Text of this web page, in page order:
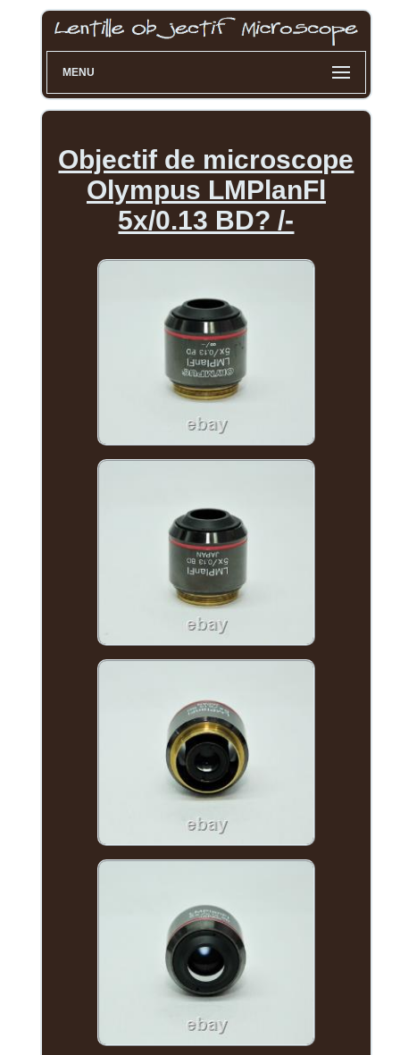
MENU
Objectif de microscope
Olympus LMPlanFl
5x/0.13 BD? /-